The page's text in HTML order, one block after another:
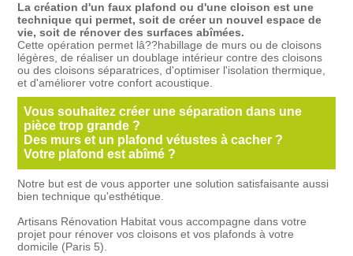
La création d'un faux plafond ou d'une cloison est une
technique qui permet, soit de créer un nouvel espace de
vie, soit de rénover des surfaces abîmées.
Cette opération permet lâ??habillage de murs ou de cloisons
légères, de réaliser un doublage intérieur contre des cloisons
ou des cloisons séparatrices, d'optimiser l'isolation thermique,
et d'améliorer votre confort acoustique.
Vous souhaitez créer une séparation dans une
pièce trop grande ?
Des murs et un plafond vétustes à cacher ?
Votre plafond est abîmé ?
Notre but est de vous apporter une solution satisfaisante aussi
bien technique qu'esthétique.
Artisans Rénovation Habitat vous accompagne dans votre
projet pour rénover vos cloisons et vos plafonds à votre
domicile (Paris 5).